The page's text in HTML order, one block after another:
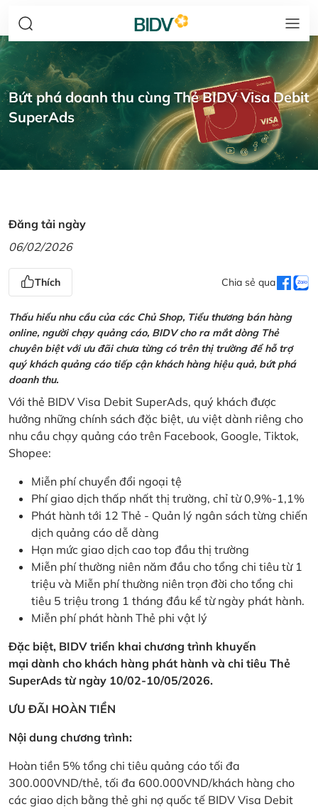
Bứt phá doanh thu cùng Thẻ BIDV Visa Debit
SuperAds
Đăng tải ngày
06/02/2026
Thích Chia sẻ qua
Thấu hiểu nhu cầu của các Chủ Shop, Tiểu thương bán hàng
online, người chạy quảng cáo, BIDV cho ra mắt dòng Thẻ
chuyên biệt với ưu đãi chưa từng có trên thị trường để hỗ trợ
quý khách quảng cáo tiếp cận khách hàng hiệu quả, bứt phá
doanh thu.
Với thẻ BIDV Visa Debit SuperAds, quý khách được
hưởng những chính sách đặc biệt, ưu việt dành riêng cho
nhu cầu chạy quảng cáo trên Facebook, Google, Tiktok,
Shopee:
Miễn phí chuyển đổi ngoại tệ
Phí giao dịch thấp nhất thị trường, chỉ từ 0,9%-1,1%
Phát hành tới 12 Thẻ - Quản lý ngân sách từng chiến
dịch quảng cáo dễ dàng
Hạn mức giao dịch cao top đầu thị trường
Miễn phí thường niên năm đầu cho tổng chi tiêu từ 1
triệu và Miễn phí thường niên trọn đời cho tổng chi
tiêu 5 triệu trong 1 tháng đầu kể từ ngày phát hành.
Miễn phí phát hành Thẻ phi vật lý
Đặc biệt, BIDV triển khai chương trình khuyến
mại dành cho khách hàng phát hành và chi tiêu Thẻ
SuperAds từ ngày 10/02-10/05/2026.
ƯU ĐÃI HOÀN TIỀN
Nội dung chương trình:
Hoàn tiền 5% tổng chi tiêu quảng cáo tối đa
300.000VND/thẻ, tối đa 600.000VND/khách hàng cho
các giao dịch bằng thẻ ghi nợ quốc tế BIDV Visa Debit